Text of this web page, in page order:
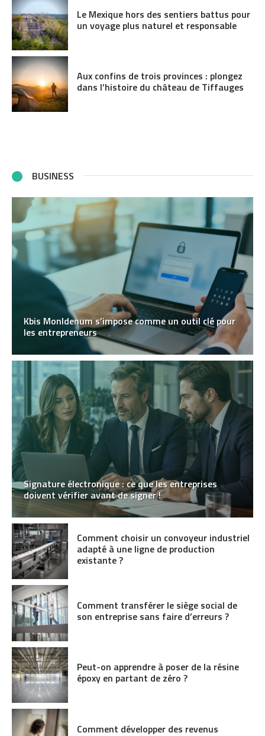
Le Mexique hors des sentiers battus pour
un voyage plus naturel et responsable
Aux confins de trois provinces : plongez
dans l’histoire du château de Tiffauges
BUSINESS
Kbis MonIdenum s’impose comme un outil clé pour
les entrepreneurs
Signature électronique : ce que les entreprises
doivent vérifier avant de signer !
Comment choisir un convoyeur industriel
adapté à une ligne de production
existante ?
Comment transférer le siège social de
son entreprise sans faire d’erreurs ?
Peut-on apprendre à poser de la résine
époxy en partant de zéro ?
Comment développer des revenus